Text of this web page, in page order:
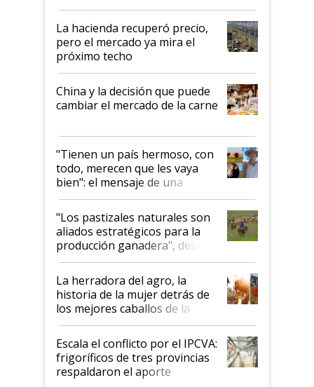
histórico para la actividad
La hacienda recuperó precio,
pero el mercado ya mira el
próximo techo
China y la decisión que puede
cambiar el mercado de la carne
"Tienen un país hermoso, con
todo, merecen que les vaya
bien": el mensaje de una
ganadera uruguaya sobre las
oportunidades que se abren
para el agro en Argentina, con
foco en la carne
"Los pastizales naturales son
aliados estratégicos para la
producción ganadera", destaca
la iniciativa que ya reúne a 46
establecimientos en Argentina
La herradora del agro, la
historia de la mujer detrás de
los mejores caballos de la
Argentina y los mitos que
todavía hacen sufrir a estos
animales: "Mientras me
descalificaban, yo seguí
haciendo currículum"
Escala el conflicto por el IPCVA:
frigoríficos de tres provincias
respaldaron el aporte